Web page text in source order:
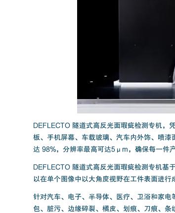
DEFLECTO 隧道式高反光面瑕疵检测专机，
板、手机屏幕、车载玻璃、汽车内外饰、喷
达 98%，分辨率最高可达5μm，确保每一件
DEFLECTO 隧道式高反光面瑕疵检测专机基
以在单个图像中以大角度视野在工件表面进行
针对汽车、电子、半导体、医疗、卫浴和家
包、脏污、边缘碎裂、橘皮、划痕、刀痕、条